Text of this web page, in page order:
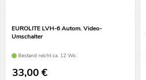
EUROLITE LVH-6 Autom. Video-
Umschalter
Bestand reicht ca. 12 Wo.
33,00€